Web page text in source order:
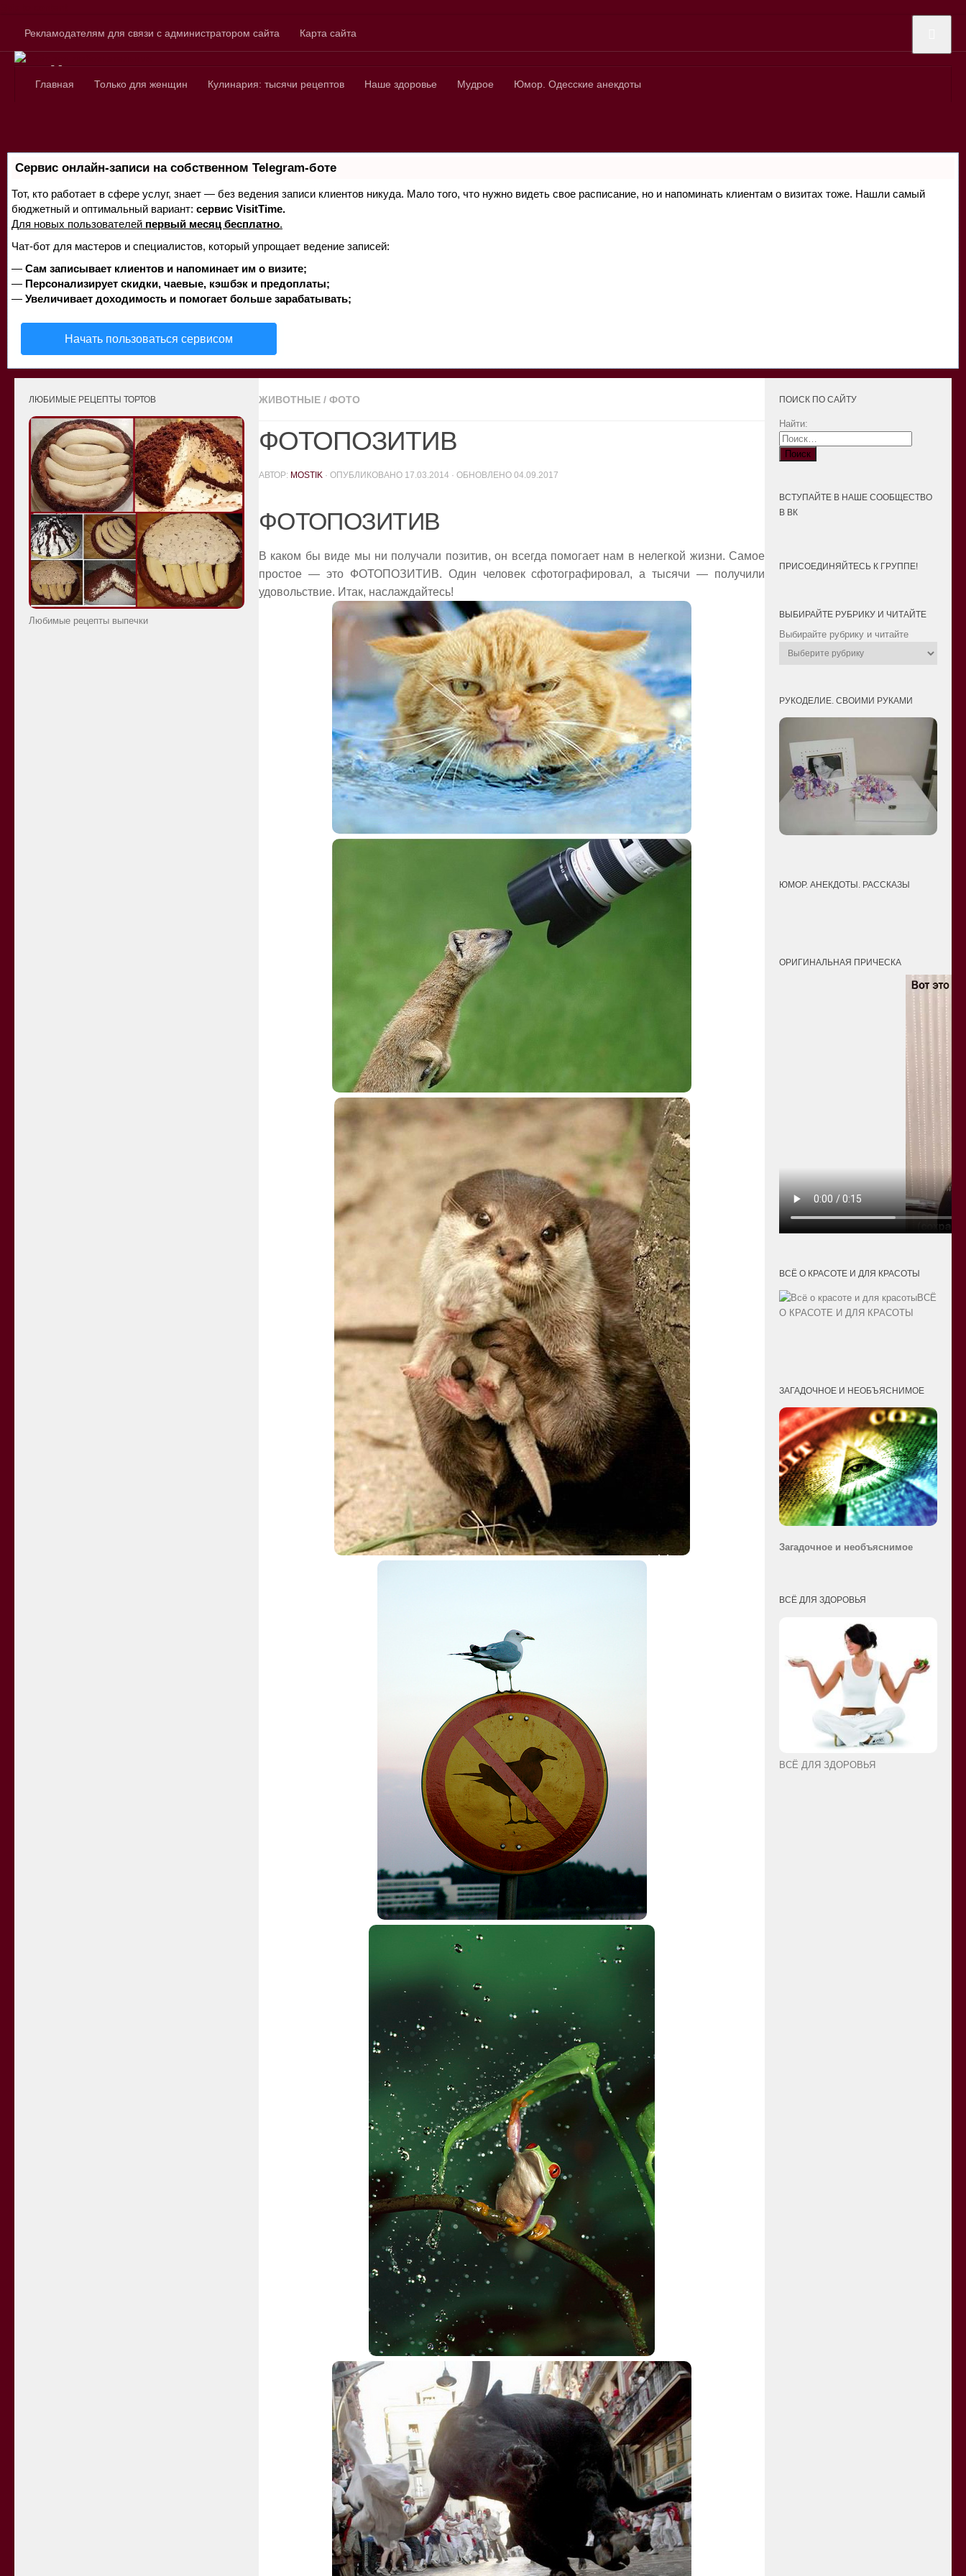
Рекламодателям для связи с администратором сайта Карта сайта
Сайт для любознательных
Главная Только для женщин Кулинария: тысячи рецептов Наше здоровье Мудрое Юмор. Одесские анекдоты
Сервис онлайн-записи на собственном Telegram-боте
Тот, кто работает в сфере услуг, знает — без ведения записи клиентов никуда. Мало того, что нужно видеть свое расписание, но и напоминать клиентам о визитах тоже. Нашли самый
бюджетный и оптимальный вариант: сервис VisitTime.
Для новых пользователей первый месяц бесплатно.
Чат-бот для мастеров и специалистов, который упрощает ведение записей:
— Сам записывает клиентов и напоминает им о визите;
— Персонализирует скидки, чаевые, кэшбэк и предоплаты;
— Увеличивает доходимость и помогает больше зарабатывать;
Начать пользоваться сервисом
ЖИВОТНЫЕ / ФОТО
ФОТОПОЗИТИВ
АВТОР: MOSTIK · ОПУБЛИКОВАНО 17.03.2014 · ОБНОВЛЕНО 04.09.2017
ФОТОПОЗИТИВ
В каком бы виде мы ни получали позитив, он всегда помогает нам в нелегкой жизни. Самое
простое — это ФОТОПОЗИТИВ. Один человек сфотографировал, а тысячи — получили
удовольствие. Итак, наслаждайтесь!
ЛЮБИМЫЕ РЕЦЕПТЫ ТОРТОВ
Любимые рецепты выпечки
ПОИСК ПО САЙТУ
Найти:
ВСТУПАЙТЕ В НАШЕ СООБЩЕСТВО
В ВК
ПРИСОЕДИНЯЙТЕСЬ К ГРУППЕ!
ВЫБИРАЙТЕ РУБРИКУ И ЧИТАЙТЕ
Выбирайте рубрику и читайте
РУКОДЕЛИЕ. СВОИМИ РУКАМИ
ЮМОР. АНЕКДОТЫ. РАССКАЗЫ
ОРИГИНАЛЬНАЯ ПРИЧЕСКА
ВСЁ О КРАСОТЕ И ДЛЯ КРАСОТЫ
ВСЁ
О КРАСОТЕ И ДЛЯ КРАСОТЫ
ЗАГАДОЧНОЕ И НЕОБЪЯСНИМОЕ
Загадочное и необъяснимое
ВСЁ ДЛЯ ЗДОРОВЬЯ
ВСЁ ДЛЯ ЗДОРОВЬЯ